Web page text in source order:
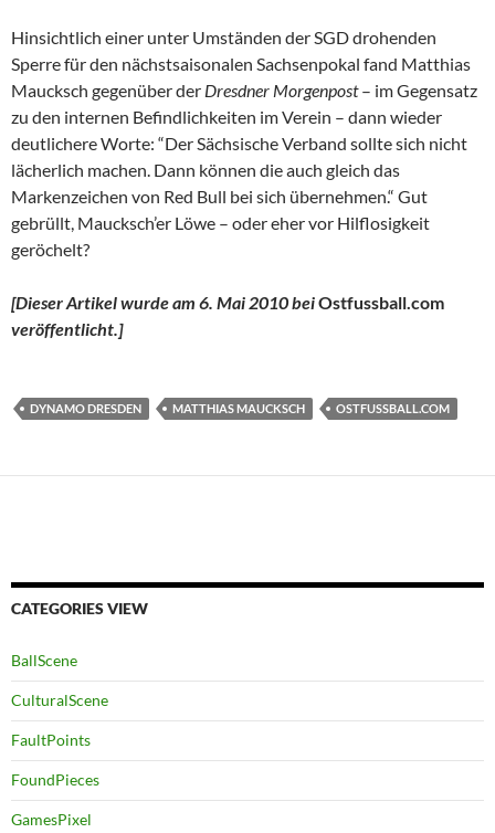
Hinsichtlich einer unter Umständen der SGD drohenden
Sperre für den nächstsaisonalen Sachsenpokal fand Matthias
Maucksch gegenüber der Dresdner Morgenpost– im Gegensatz
zu den internen Befindlichkeiten im Verein – dann wieder
deutlichere Worte: “Der Sächsische Verband sollte sich nicht
lächerlich machen. Dann können die auch gleich das
Markenzeichen von Red Bull bei sich übernehmen.“ Gut
gebrüllt, Maucksch’er Löwe – oder eher vor Hilflosigkeit
geröchelt?
[Dieser Artikel wurde am 6. Mai 2010 beiOstfussball.com
veröffentlicht.]
DYNAMO DRESDEN MATTHIAS MAUCKSCH OSTFUSSBALL.COM
CATEGORIES VIEW
BallScene
CulturalScene
FaultPoints
FoundPieces
GamesPixel